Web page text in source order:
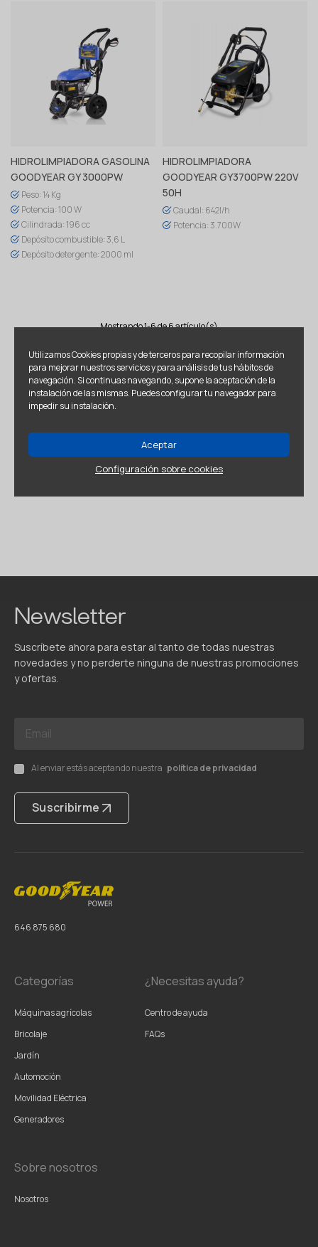
Utilizamos Cookies propias y de terceros para recopilar información
para mejorar nuestros servicios y para análisis de tus hábitos de
navegación. Si continuas navegando, supone la aceptación de la
instalación de las mismas. Puedes configurar tu navegador para
impedir su instalación.
Aceptar
Configuración sobre cookies
Ver producto
HIDROLIMPIADORA GASOLINA
GOODYEAR GY 3000PW
Peso: 14 Kg
Potencia: 100 W
Cilindrada: 196 cc
Depósito combustible: 3,6 L
Depósito detergente: 2000 ml
HIDROLIMPIADORA
GOODYEAR GY3700PW 220V
50H
Caudal: 642l/h
Potencia: 3.700W
Mostrando 1-6 de 6 artículo(s)
Newsletter
Suscríbete ahora para estar al tanto de todas nuestras
novedades y no perderte ninguna de nuestras promociones
y ofertas.
Suscribirme
Al enviar estás aceptando nuestra política de privacidad
646 875 680
Categorías
Máquinas agrícolas
Bricolaje
Jardín
Automoción
Movilidad Eléctrica
Generadores
¿Necesitas ayuda?
Centro de ayuda
FAQs
Sobre nosotros
Nosotros